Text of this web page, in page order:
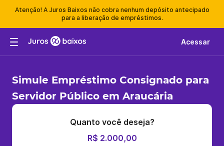
Atenção! A Juros Baixos não cobra nenhum depósito antecipado
para a liberação de empréstimos.
Acessar
Simule Empréstimo Consignado para
Servidor Público em Araucária
Quanto você deseja?
R$ 2.000,00